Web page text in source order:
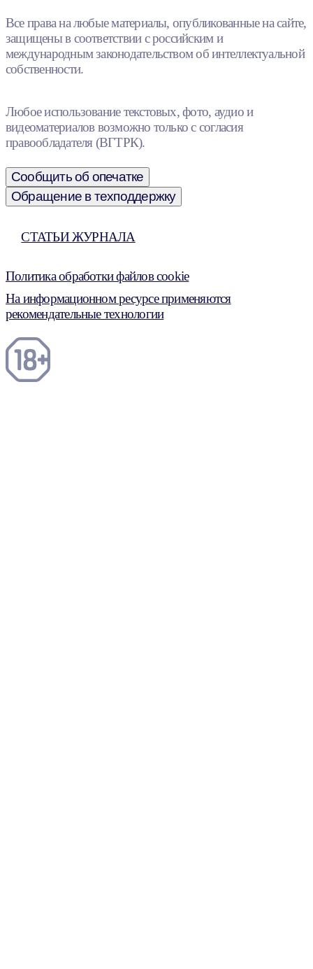
Все права на любые материалы, опубликованные на сайте,
защищены в соответствии с российским и
международным законодательством об интеллектуальной
собственности.
Любое использование текстовых, фото, аудио и
видеоматериалов возможно только с согласия
правообладателя (ВГТРК).
Сообщить об опечатке
Обращение в техподдержку
СТАТЬИ ЖУРНАЛА
Политика обработки файлов cookie
На информационном ресурсе применяются
рекомендательные технологии